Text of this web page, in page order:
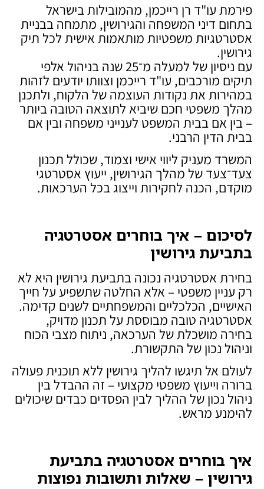
פירמת עו"ד רן רייכמן, מהמובילות בישראל
בתחום דיני המשפחה והגירושין, מתמחה בבניית
אסטרטגיות משפטיות מותאמות אישית לכל תיק
גירושין.
עם ניסיון של למעלה מ־25 שנה בניהול אלפי
תיקים מורכבים, עו"ד רייכמן וצוותו יודעים לזהות
במהירות את נקודות העוצמה של הלקוח, ולתכנן
מהלך משפטי חכם שיביא לתוצאה הטובה ביותר
– בין אם בבית המשפט לענייני משפחה ובין אם
בבית הדין הרבני.
המשרד מעניק ליווי אישי וצמוד, שכולל תכנון
צעד־צעד של מהלך הגירושין, ייעוץ אסטרטגי
מוקדם, הכנה לחקירות וייצוג בכל הערכאות.
לסיכום – איך בוחרים אסטרטגיה
בתביעת גירושין
בחירת אסטרטגיה נכונה בתביעת גירושין היא לא
רק עניין משפטי – אלא החלטה שתשפיע על חייך
האישיים, הכלכליים והמשפחתיים לשנים קדימה.
אסטרטגיה טובה מבוססת על תכנון מדויק,
בחירה מושכלת של הערכאה, ניתוח מצבי הכוח
וניהול נכון של התקשורת.
לעולם אל תיגשו להליך גירושין ללא תוכנית פעולה
ברורה וייעוץ משפטי מקצועי – זה ההבדל בין
ניהול נכון של ההליך לבין הפסדים כבדים שיכולים
להימנע מראש.
איך בוחרים אסטרטגיה בתביעת
גירושין – שאלות ותשובות נפוצות